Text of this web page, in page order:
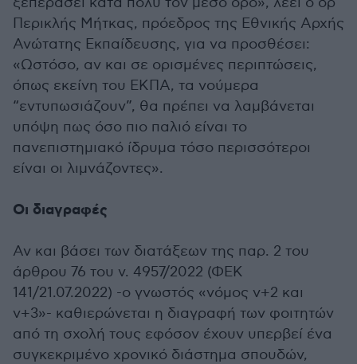
Περικλής Μήτκας, πρόεδρος της Εθνικής Αρχής
Ανώτατης Εκπαίδευσης, για να προσθέσει:
«Ωστόσο, αν και σε ορισμένες περιπτώσεις,
όπως εκείνη του ΕΚΠΑ, τα νούμερα
“εντυπωσιάζουν”, θα πρέπει να λαμβάνεται
υπόψη πως όσο πιο παλιό είναι το
πανεπιστημιακό ίδρυμα τόσο περισσότεροι
είναι οι λιμνάζοντες».
Οι διαγραφές
Αν και βάσει των διατάξεων της παρ. 2 του
άρθρου 76 του ν. 4957/2022 (ΦΕΚ
141/21.07.2022) -ο γνωστός «νόμος ν+2 και
ν+3»- καθιερώνεται η διαγραφή των φοιτητών
από τη σχολή τους εφόσον έχουν υπερβεί ένα
συγκεκριμένο χρονικό διάστημα σπουδών,